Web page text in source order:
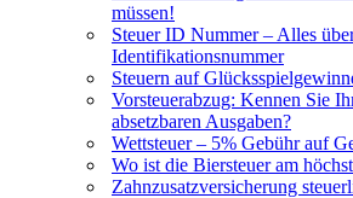
müssen!
Steuer ID Nummer – Alles
Identifikationsnummer
Steuern auf
Vorsteuerabzug: Kennen Sie
absetzbaren Ausgaben?
Wettsteuer – 5% Gebühr auf
Wo ist die Biersteuer am
Zahnzusatzversicherung